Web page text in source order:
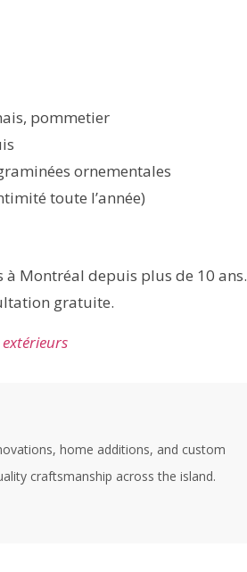
pommetier
ornementales
toute l’année)
Montréal depuis plus de 10 ans.
gratuite.
home additions, and custom
craftsmanship across the island.